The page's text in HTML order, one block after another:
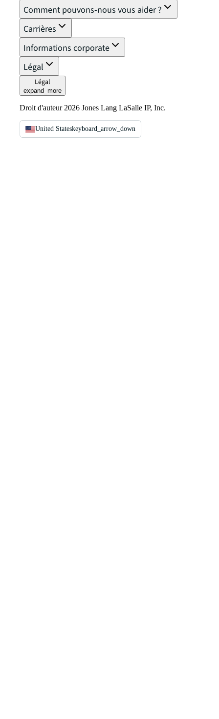
Comment pouvons-nous vous aider ?
Carrières
Informations corporate
Légal
Légal
expand_more
Droit d'auteur 2026 Jones Lang LaSalle IP, Inc.
United Stateskeyboard_arrow_down